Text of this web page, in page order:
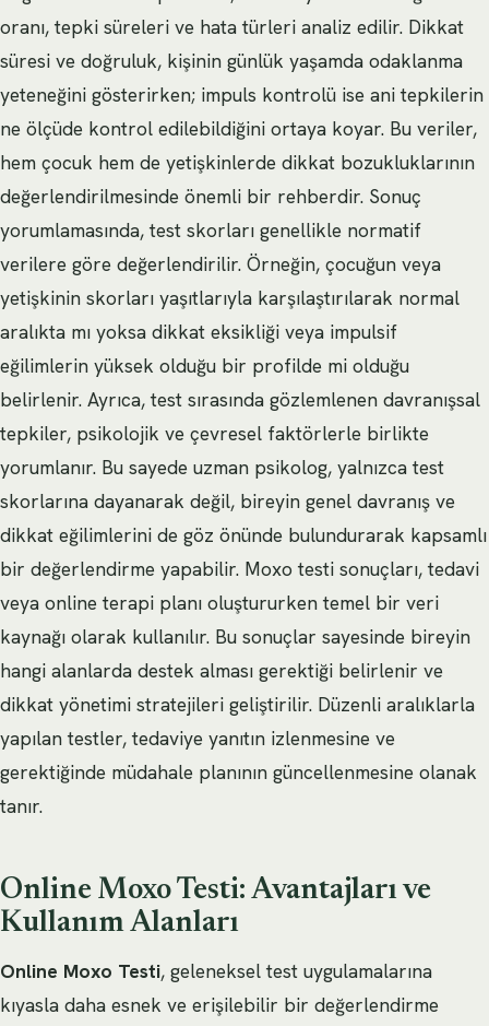
oranı, tepki süreleri ve hata türleri analiz edilir. Dikkat
süresi ve doğruluk, kişinin günlük yaşamda odaklanma
yeteneğini gösterirken; impuls kontrolü ise ani tepkilerin
ne ölçüde kontrol edilebildiğini ortaya koyar. Bu veriler,
hem çocuk hem de yetişkinlerde dikkat bozukluklarının
değerlendirilmesinde önemli bir rehberdir. Sonuç
yorumlamasında, test skorları genellikle normatif
verilere göre değerlendirilir. Örneğin, çocuğun veya
yetişkinin skorları yaşıtlarıyla karşılaştırılarak normal
aralıkta mı yoksa dikkat eksikliği veya impulsif
eğilimlerin yüksek olduğu bir profilde mi olduğu
belirlenir. Ayrıca, test sırasında gözlemlenen davranışsal
tepkiler, psikolojik ve çevresel faktörlerle birlikte
yorumlanır. Bu sayede uzman psikolog, yalnızca test
skorlarına dayanarak değil, bireyin genel davranış ve
dikkat eğilimlerini de göz önünde bulundurarak kapsamlı
bir değerlendirme yapabilir. Moxo testi sonuçları, tedavi
veya online terapi planı oluştururken temel bir veri
kaynağı olarak kullanılır. Bu sonuçlar sayesinde bireyin
hangi alanlarda destek alması gerektiği belirlenir ve
dikkat yönetimi stratejileri geliştirilir. Düzenli aralıklarla
yapılan testler, tedaviye yanıtın izlenmesine ve
gerektiğinde müdahale planının güncellenmesine olanak
tanır.
Online Moxo Testi: Avantajları ve
Kullanım Alanları
Online Moxo Testi, geleneksel test uygulamalarına
kıyasla daha esnek ve erişilebilir bir değerlendirme